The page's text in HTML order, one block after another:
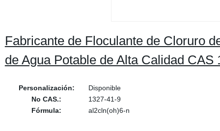
Fabricante de Floculante de Cloruro
de Agua Potable de Alta Calidad CAS
Personalización:
Disponible
No CAS.:
1327-41-9
Fórmula:
al2cln(oh)6-n